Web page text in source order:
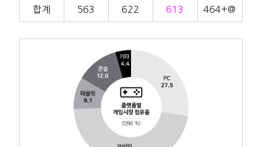
합계 563 622 613 464+@